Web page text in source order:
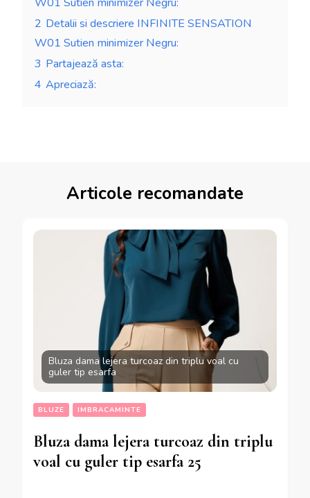
2 Detalii si descriere INFINITE SENSATION
W01 Sutien minimizer Negru:
3 Partajează asta:
4 Apreciază:
Articole recomandate
Bluza dama lejera turcoaz din triplu voal cu
guler tip esarfa
BLUZE IMBRACAMINTE
Bluza dama lejera turcoaz din triplu
voal cu guler tip esarfa 25